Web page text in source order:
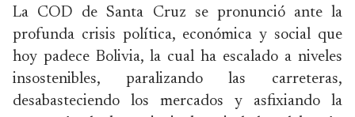
La COD de Santa Cruz se pronunció ante la
profunda crisis política, económica y social que
hoy padece Bolivia, la cual ha escalado a niveles
insostenibles, paralizando las carreteras,
desabasteciendo los mercados y asfixiando la